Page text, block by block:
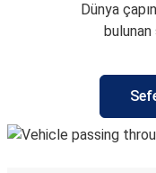
Dünya
bulunan